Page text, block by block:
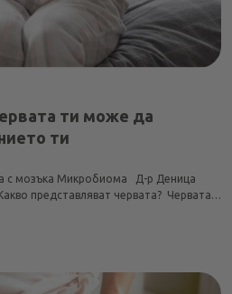
ти може да
ти